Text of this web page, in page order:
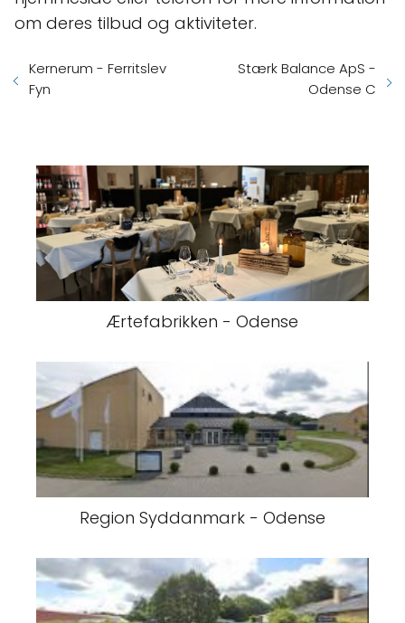
om deres tilbud og aktiviteter.
Kernerum - Ferritslev
Fyn
Stærk Balance ApS -
Odense C
Ærtefabrikken - Odense
Region Syddanmark - Odense